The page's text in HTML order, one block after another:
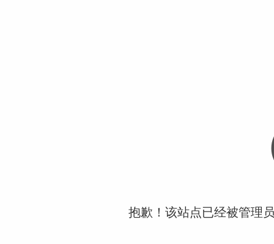
抱歉！该站点已经被管理